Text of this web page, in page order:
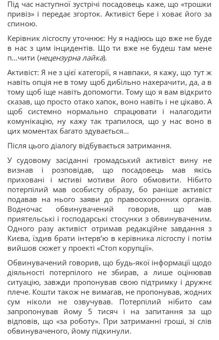
Під час наступної зустрічі посадовець каже, що «трошки
привіз» і передає згорток. Активіст бере і ховає його за
спиною.
Керівник лісгоспу уточнює: Ну я надіюсь що вже не буде
в нас з цим інцидентів. Що ти вже не будеш там мене
п…чити (нецензурна лайка).
Активіст: Я не з цієї категорії, я навпаки, я кажу, що тут ж
навіть опція не в тому щоб дибільно нахерачити, да, а в
тому щоб іще навіть допомогти. Тому що я вам відкрито
сказав, що просто отако хапок, воно навіть і не цікаво. А
щоб системно нормально спрацювати і налагодити
комунікацію, ну кажу так трапилося, що у нас воно в
цих моментах багато здувається…
Після цього діалогу відбувається затримання.
У судовому засіданні громадський активіст вину не
визнав і розповідав, що посадовець мав якісь
приховані і мстиві мотиви його обмовити. Нібито
потерпілий мав особисту образу, бо раніше активіст
подавав на нього заяви до правоохоронних органів.
Водночас обвинувачений говорив, що мав
приятельські і господарські стосунки з обвинуваченим.
Одного разу активіст отримав редакційне завдання з
Києва, їздив брати інтервʼю в керівника лісгоспу і потім
вийшов сюжет у проекті «Стоп корупції».
Обвинувачений говорив, що будь-якої інформації щодо
діяльності потерпілого не збирав, а лише оцінював
ситуацію, завжди пропонував свою підтримку і дружнє
плече. Кошти також не вимагав, не пропонував, жодних
сум ніколи не озвучував. Потерпілий нібито сам
запропонував йому 5 тисяч і на запитання за що
відповів, що «за роботу». При затриманні гроші, зі слів
обвинуваченого, йому підкинули.